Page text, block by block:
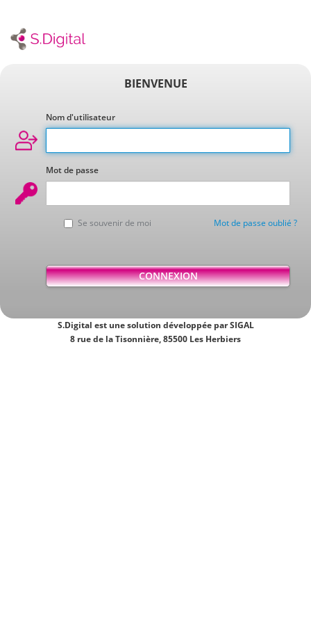
BIENVENUE
Nom d'utilisateur
Mot de passe
Se souvenir de moi Mot de passe oublié ?
S.Digital est une solution développée par SIGAL
8 rue de la Tisonnière, 85500 Les Herbiers